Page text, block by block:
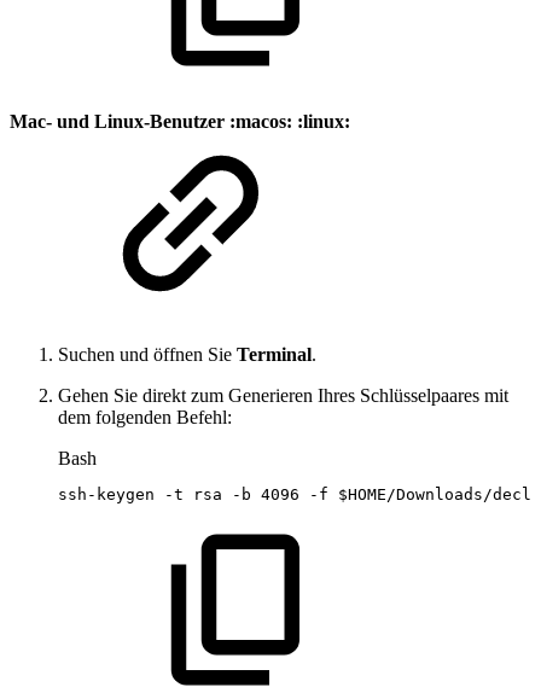
Mac- und Linux-Benutzer :macos: :linux:
Suchen und öffnen Sie Terminal.
Gehen Sie direkt zum Generieren Ihres Schlüsselpaares mit
dem folgenden Befehl:
Bash
ssh-keygen -t rsa -b 4096 -f $HOME/Downloads/